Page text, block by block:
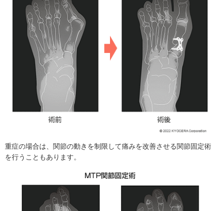
重症の場合は、関節の動きを制限して痛みを改善させる関節固定術
を行うこともあります。